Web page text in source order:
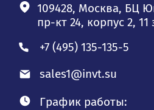
109428, Москва, БЦ
пр-кт 24, корпус 2,
+7 (495) 135-135-5
sales1@invt.su
График работы: